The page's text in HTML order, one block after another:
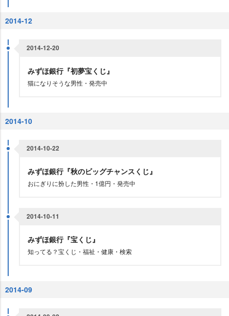
2014-12
2014-12-20
みずほ銀行『初夢宝くじ』
猫になりそうな男性・発売中
2014-10
2014-10-22
みずほ銀行『秋のビッグチャンスくじ』
おにぎりに扮した男性・1億円・発売中
2014-10-11
みずほ銀行『宝くじ』
知ってる？宝くじ・福祉・健康・検索
2014-09